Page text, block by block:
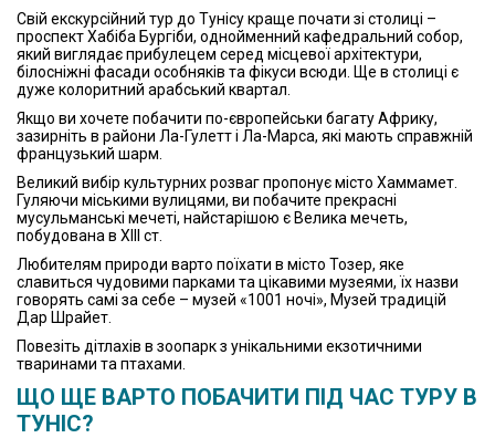
Свій екскурсійний тур до Тунісу краще почати зі столиці –
проспект Хабіба Бургіби, однойменний кафедральний собор,
який виглядає прибулецем серед місцевої архітектури,
білосніжні фасади особняків та фікуси всюди. Ще в столиці є
дуже колоритний арабський квартал.
Якщо ви хочете побачити по-європейськи багату Африку,
зазирніть в райони Ла-Гулетт і Ла-Марса, які мають справжній
французький шарм.
Великий вибір культурних розваг пропонує місто Хаммамет.
Гуляючи міськими вулицями, ви побачите прекрасні
мусульманські мечеті, найстарішою є Велика мечеть,
побудована в XIII ст.
Любителям природи варто поїхати в місто Тозер, яке
славиться чудовими парками та цікавими музеями, їх назви
говорять самі за себе – музей «1001 ночі», Музей традицій
Дар Шрайет.
Повезіть дітлахів в зоопарк з унікальними екзотичними
тваринами та птахами.
ЩО ЩЕ ВАРТО ПОБАЧИТИ ПІД ЧАС ТУРУ В
ТУНІС?